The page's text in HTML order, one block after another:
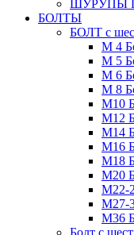
ШУРУПЫ
БОЛТЫ
БОЛТ с
М 4
М 5
М 6
М 8
М10
М12
М14
М16
М18
М20
М22-
М27-
М36
Болт с